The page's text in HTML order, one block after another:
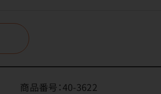
商品番号：40-3622